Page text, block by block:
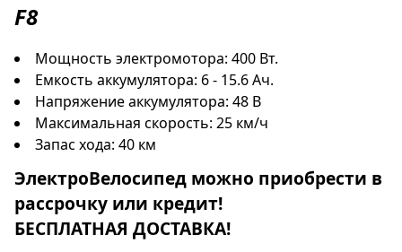
F8
Мощность электромотора: 400 Вт.
Емкость аккумулятора: 6 - 15.6 Ач.
Напряжение аккумулятора: 48 В
Максимальная скорость: 25 км/ч
Запас хода: 40 км
ЭлектроВелосипед можно приобрести в
рассрочку или кредит!
БЕСПЛАТНАЯ ДОСТАВКА!